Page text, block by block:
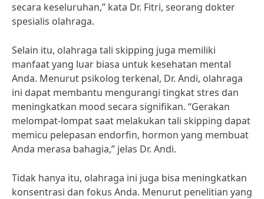
secara keseluruhan,” kata Dr. Fitri, seorang dokter
spesialis olahraga.
Selain itu, olahraga tali skipping juga memiliki
manfaat yang luar biasa untuk kesehatan mental
Anda. Menurut psikolog terkenal, Dr. Andi, olahraga
ini dapat membantu mengurangi tingkat stres dan
meningkatkan mood secara signifikan. “Gerakan
melompat-lompat saat melakukan tali skipping dapat
memicu pelepasan endorfin, hormon yang membuat
Anda merasa bahagia,” jelas Dr. Andi.
Tidak hanya itu, olahraga ini juga bisa meningkatkan
konsentrasi dan fokus Anda. Menurut penelitian yang